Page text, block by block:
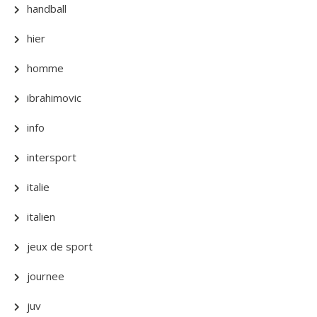
handball
hier
homme
ibrahimovic
info
intersport
italie
italien
jeux de sport
journee
juv